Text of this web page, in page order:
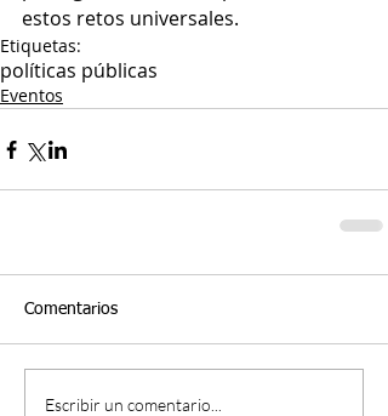
estos retos universales.
Etiquetas:
políticas públicas
Eventos
Comentarios
Escribir un comentario...